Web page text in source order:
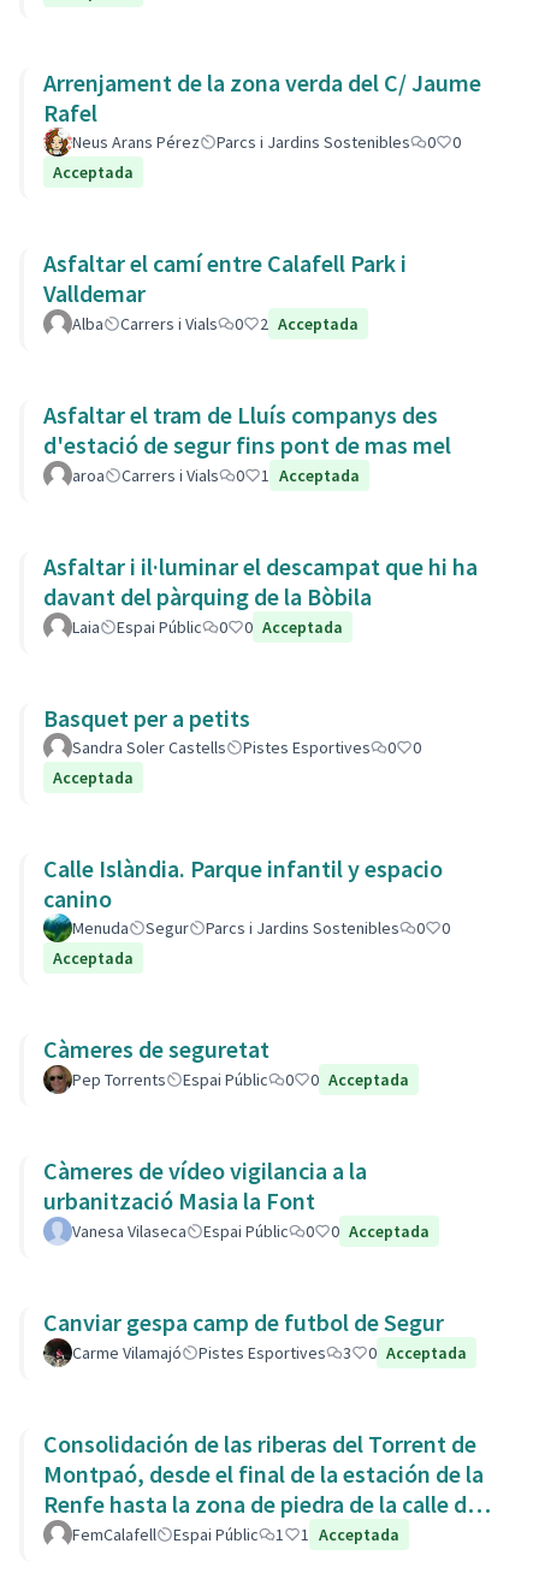
Arrenjament de la zona verda del C/ Jaume
Rafel
Neus Arans Pérez Parcs i Jardins Sostenibles 0
0
Acceptada
Asfaltar el camí entre Calafell Park i
Valldemar
Alba Carrers i Vials 0 2 Acceptada
Asfaltar el tram de Lluís companys des
d'estació de segur fins pont de mas mel
aroa Carrers i Vials 0 1 Acceptada
Asfaltar i il·luminar el descampat que hi ha
davant del pàrquing de la Bòbila
Laia Espai Públic 0 0 Acceptada
Basquet per a petits
Sandra Soler Castells Pistes Esportives 0
0
Acceptada
Calle Islàndia. Parque infantil y espacio
canino
Menuda Segur Parcs i Jardins Sostenibles 0
0
Acceptada
Càmeres de seguretat
Pep Torrents Espai Públic 0 0 Acceptada
Càmeres de vídeo vigilancia a la
urbanització Masia la Font
Vanesa Vilaseca Espai Públic 0 0 Acceptada
Canviar gespa camp de futbol de Segur
Carme Vilamajó Pistes Esportives 3 0 Acceptada
Consolidación de las riberas del Torrent de
Montpaó, desde el final de la estación de la
Renfe hasta la zona de piedra de la calle de
L’Estany.
FemCalafell Espai Públic 1 1 Acceptada